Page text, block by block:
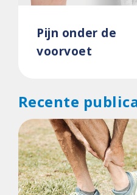
Pijn onder de
voorvoet
Recente